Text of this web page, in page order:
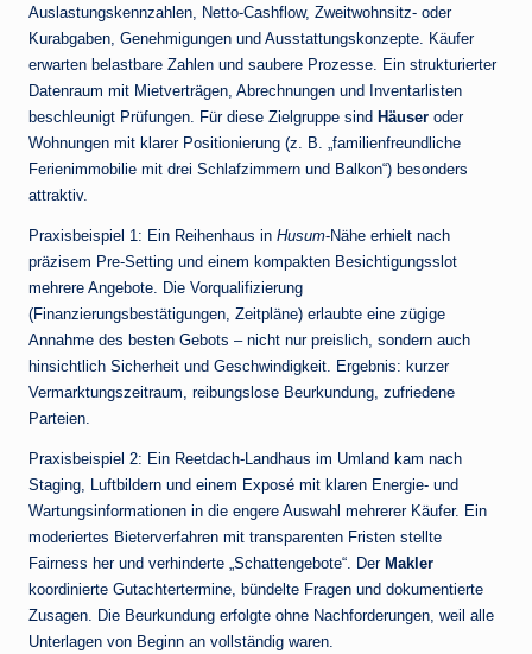
Auslastungskennzahlen, Netto-Cashflow, Zweitwohnsitz- oder
Kurabgaben, Genehmigungen und Ausstattungskonzepte. Käufer
erwarten belastbare Zahlen und saubere Prozesse. Ein strukturierter
Datenraum mit Mietverträgen, Abrechnungen und Inventarlisten
beschleunigt Prüfungen. Für diese Zielgruppe sind Häuser oder
Wohnungen mit klarer Positionierung (z. B. „familienfreundliche
Ferienimmobilie mit drei Schlafzimmern und Balkon“) besonders
attraktiv.
Praxisbeispiel 1: Ein Reihenhaus in Husum-Nähe erhielt nach
präzisem Pre-Setting und einem kompakten Besichtigungsslot
mehrere Angebote. Die Vorqualifizierung
(Finanzierungsbestätigungen, Zeitpläne) erlaubte eine zügige
Annahme des besten Gebots – nicht nur preislich, sondern auch
hinsichtlich Sicherheit und Geschwindigkeit. Ergebnis: kurzer
Vermarktungszeitraum, reibungslose Beurkundung, zufriedene
Parteien.
Praxisbeispiel 2: Ein Reetdach-Landhaus im Umland kam nach
Staging, Luftbildern und einem Exposé mit klaren Energie- und
Wartungsinformationen in die engere Auswahl mehrerer Käufer. Ein
moderiertes Bieterverfahren mit transparenten Fristen stellte
Fairness her und verhinderte „Schattengebote“. Der Makler
koordinierte Gutachtertermine, bündelte Fragen und dokumentierte
Zusagen. Die Beurkundung erfolgte ohne Nachforderungen, weil alle
Unterlagen von Beginn an vollständig waren.